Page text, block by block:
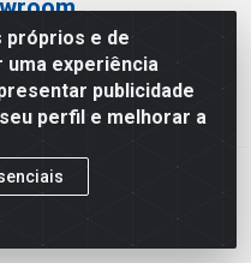
próprios e de
experiência
publicidade
perfil e melhorar a
0546
- São Paulo/SP
585/597 - Pari - São
27.717.135/0001-29